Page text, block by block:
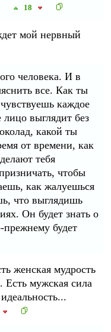
18
мой нервный
человека. И в
все. Как ты
каждое
выглядит без
какой ты
от времени, как
тебя
чтобы
как жалуешься
что выглядишь
Он будет знать о
будет
женская мудрость
Есть мужская сила